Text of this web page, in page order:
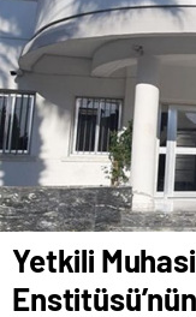
Yetkili